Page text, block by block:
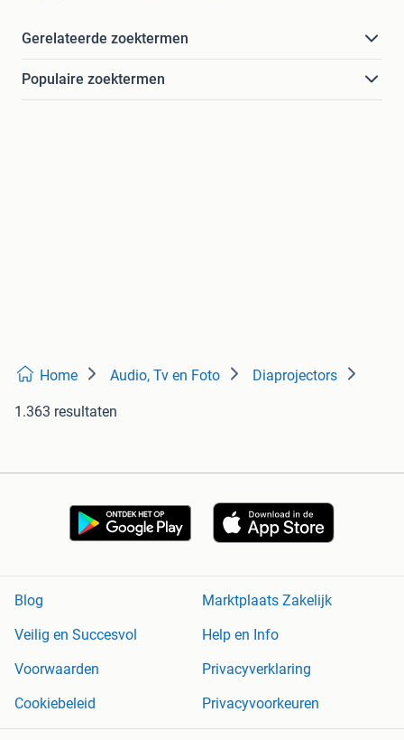
Gerelateerde zoektermen
Populaire zoektermen
Home Audio, Tv en Foto Diaprojectors
1.363 resultaten
Blog
Marktplaats Zakelijk
Veilig en Succesvol
Help en Info
Voorwaarden
Privacyverklaring
Cookiebeleid
Privacyvoorkeuren